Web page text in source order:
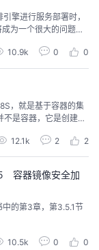
擎进行服务部署时，
为一个很大的问题
开发者均采用这种方式
10.9k 0 0
，就是基于容器的集
是容器，它是创建容
中的Dae
12.1k 2 2
容器镜像安全加
的第3章，第3.5.1节
10.5k 0 0